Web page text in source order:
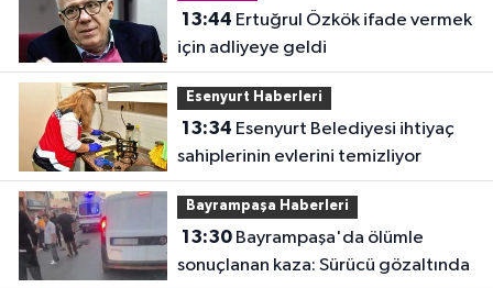
13:44
için adliyeye geldi
Esenyurt Haberleri
13:34
sahiplerinin evlerini temizliyor
Bayrampaşa Haberleri
13:30Bayrampaşa'da ölümle
sonuçlanan kaza: Sürücü gözaltında